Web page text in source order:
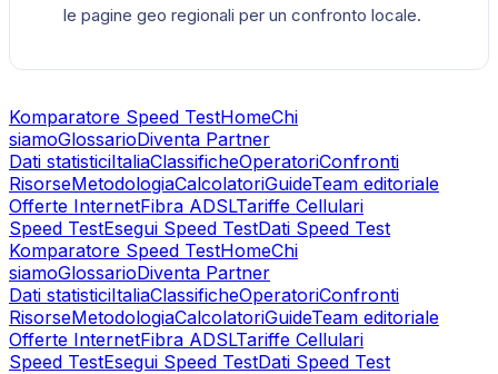
le pagine geo regionali per un confronto locale.
Komparatore Speed TestHomeChi
siamoGlossarioDiventa Partner
Dati statisticiItaliaClassificheOperatoriConfronti
RisorseMetodologiaCalcolatoriGuideTeam editoriale
Offerte InternetFibra ADSLTariffe Cellulari
Speed TestEsegui Speed TestDati Speed Test
Komparatore Speed TestHomeChi
siamoGlossarioDiventa Partner
Dati statisticiItaliaClassificheOperatoriConfronti
RisorseMetodologiaCalcolatoriGuideTeam editoriale
Offerte InternetFibra ADSLTariffe Cellulari
Speed TestEsegui Speed TestDati Speed Test